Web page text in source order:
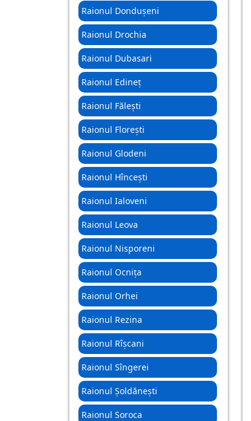
Raionul Dondușeni
Raionul Drochia
Raionul Dubasari
Raionul Edineț
Raionul Fălești
Raionul Florești
Raionul Glodeni
Raionul Hîncești
Raionul Ialoveni
Raionul Leova
Raionul Nisporeni
Raionul Ocnița
Raionul Orhei
Raionul Rezina
Raionul Rîșcani
Raionul Sîngerei
Raionul Șoldănești
Raionul Soroca